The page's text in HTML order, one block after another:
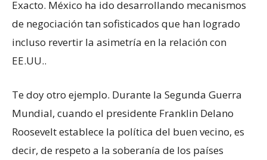
Exacto. México ha ido desarrollando mecanismos
de negociación tan sofisticados que han logrado
incluso revertir la asimetría en la relación con
EE.UU..
Te doy otro ejemplo. Durante la Segunda Guerra
Mundial, cuando el presidente Franklin Delano
Roosevelt establece la política del buen vecino, es
decir, de respeto a la soberanía de los países